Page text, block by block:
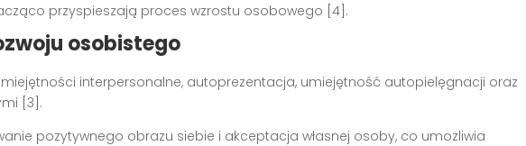
przyspieszają proces wzrostu osobowego [4].
osobistego
interpersonalne, autoprezentacja, umiejętność autopielęgnacji oraz
[3].
pozytywnego obrazu siebie i akceptacja własnej osoby, co umożliwia